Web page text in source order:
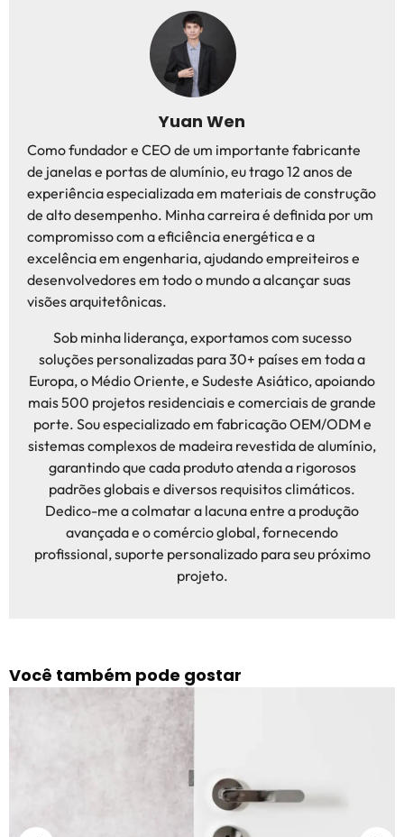
Yuan Wen
Como fundador e CEO de um importante fabricante
de janelas e portas de alumínio, eu trago 12 anos de
experiência especializada em materiais de construção
de alto desempenho. Minha carreira é definida por um
compromisso com a eficiência energética e a
excelência em engenharia, ajudando empreiteiros e
desenvolvedores em todo o mundo a alcançar suas
visões arquitetônicas.
Sob minha liderança, exportamos com sucesso
soluções personalizadas para 30+ países em toda a
Europa, o Médio Oriente, e Sudeste Asiático, apoiando
mais 500 projetos residenciais e comerciais de grande
porte. Sou especializado em fabricação OEM/ODM e
sistemas complexos de madeira revestida de alumínio,
garantindo que cada produto atenda a rigorosos
padrões globais e diversos requisitos climáticos.
Dedico-me a colmatar a lacuna entre a produção
avançada e o comércio global, fornecendo
profissional, suporte personalizado para seu próximo
projeto.
Você também pode gostar